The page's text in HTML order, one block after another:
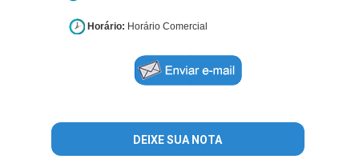
Horário: Horário Comercial
DEIXE SUA NOTA